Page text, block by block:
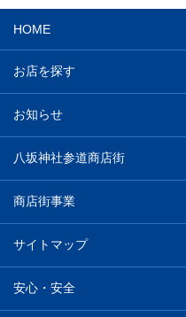
HOME
お店を探す
お知らせ
八坂神社参道商店街
商店街事業
サイトマップ
安心・安全